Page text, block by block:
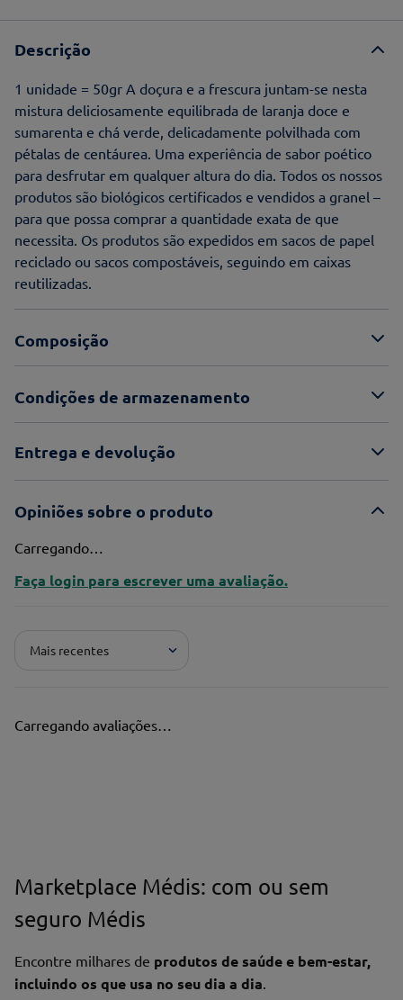
Descrição
1 unidade = 50gr A doçura e a frescura juntam-se nesta
mistura deliciosamente equilibrada de laranja doce e
sumarenta e chá verde, delicadamente polvilhada com
pétalas de centáurea. Uma experiência de sabor poético
para desfrutar em qualquer altura do dia. Todos os nossos
produtos são biológicos certificados e vendidos a granel –
para que possa comprar a quantidade exata de que
necessita. Os produtos são expedidos em sacos de papel
reciclado ou sacos compostáveis, seguindo em caixas
reutilizadas.
Composição
Condições de armazenamento
Entrega e devolução
Opiniões sobre o produto
Carregando…
Faça login para escrever uma avaliação.
Mais recentes
Carregando avaliações…
Marketplace Médis: com ou sem
seguro Médis
Encontre milhares de produtos de saúde e bem-estar,
incluindo os que usa no seu dia a dia.